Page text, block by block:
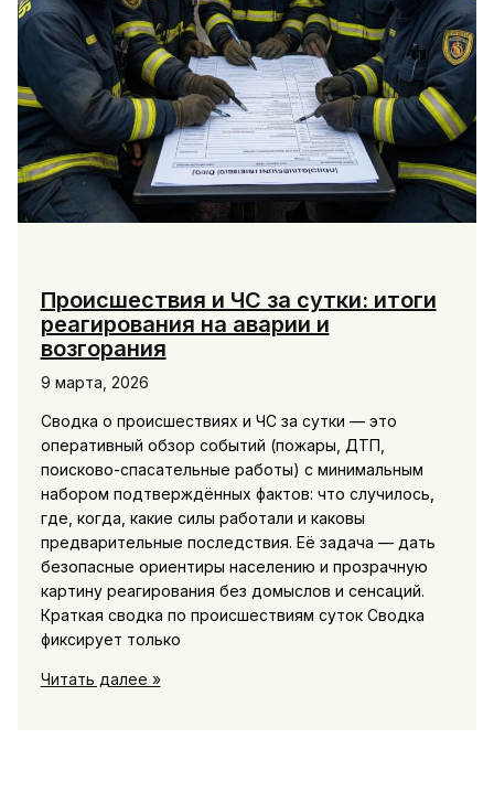
Происшествия и ЧС за сутки: итоги
реагирования на аварии и
возгорания
9 марта, 2026
Сводка о происшествиях и ЧС за сутки — это
оперативный обзор событий (пожары, ДТП,
поисково-спасательные работы) с минимальным
набором подтверждённых фактов: что случилось,
где, когда, какие силы работали и каковы
предварительные последствия. Её задача — дать
безопасные ориентиры населению и прозрачную
картину реагирования без домыслов и сенсаций.
Краткая сводка по происшествиям суток Сводка
фиксирует только
Происшествия
Читать далее »